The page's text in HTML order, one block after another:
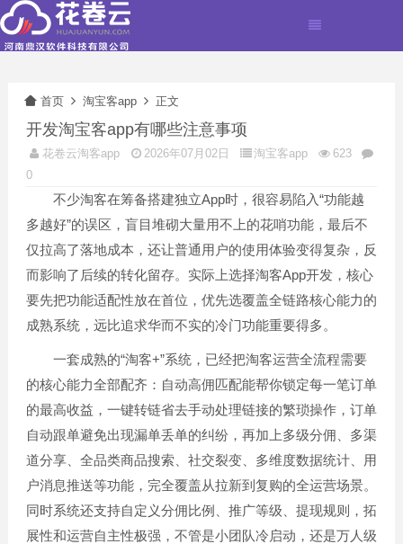
首页 淘宝客app 正文
开发淘宝客app有哪些注意事项
花卷云淘客app 2026年07月02日 淘宝客app
623
0
不少淘客在筹备搭建独立App时，很容易陷入“功能越
多越好”的误区，盲目堆砌大量用不上的花哨功能，最后不
仅拉高了落地成本，还让普通用户的使用体验变得复杂，反
而影响了后续的转化留存。实际上选择淘客App开发，核心
要先把功能适配性放在首位，优先选覆盖全链路核心能力的
成熟系统，远比追求华而不实的冷门功能重要得多。
一套成熟的“淘客+”系统，已经把淘客运营全流程需要
的核心能力全部配齐：自动高佣匹配能帮你锁定每一笔订单
的最高收益，一键转链省去手动处理链接的繁琐操作，订单
自动跟单避免出现漏单丢单的纠纷，再加上多级分佣、多渠
道分享、全品类商品搜索、社交裂变、多维度数据统计、用
户消息推送等功能，完全覆盖从拉新到复购的全运营场景。
同时系统还支持自定义分佣比例、推广等级、提现规则，拓
展性和运营自主性极强，不管是小团队冷启动，还是万人级